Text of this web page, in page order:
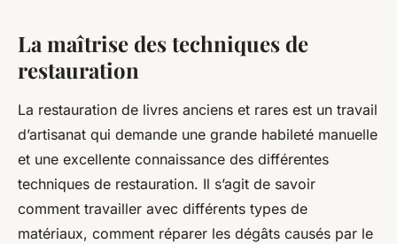
La maîtrise des techniques de
restauration
La restauration de livres anciens et rares est un travail
d’artisanat qui demande une grande habileté manuelle
et une excellente connaissance des différentes
techniques de restauration. Il s’agit de savoir
comment travailler avec différents types de
matériaux, comment réparer les dégâts causés par le